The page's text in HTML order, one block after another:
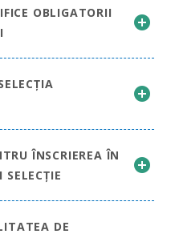
OBLIGATORII
ÎNSCRIEREA ÎN
SELECȚIE
DE